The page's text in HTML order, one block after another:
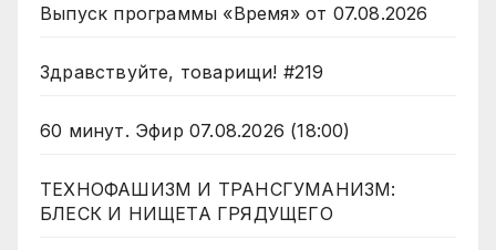
Выпуск программы «Время» от 07.08.2026
Здравствуйте, товарищи! #219
60 минут. Эфир 07.08.2026 (18:00)
ТЕХНОФАШИЗМ И ТРАНСГУМАНИЗМ:
БЛЕСК И НИЩЕТА ГРЯДУЩЕГО